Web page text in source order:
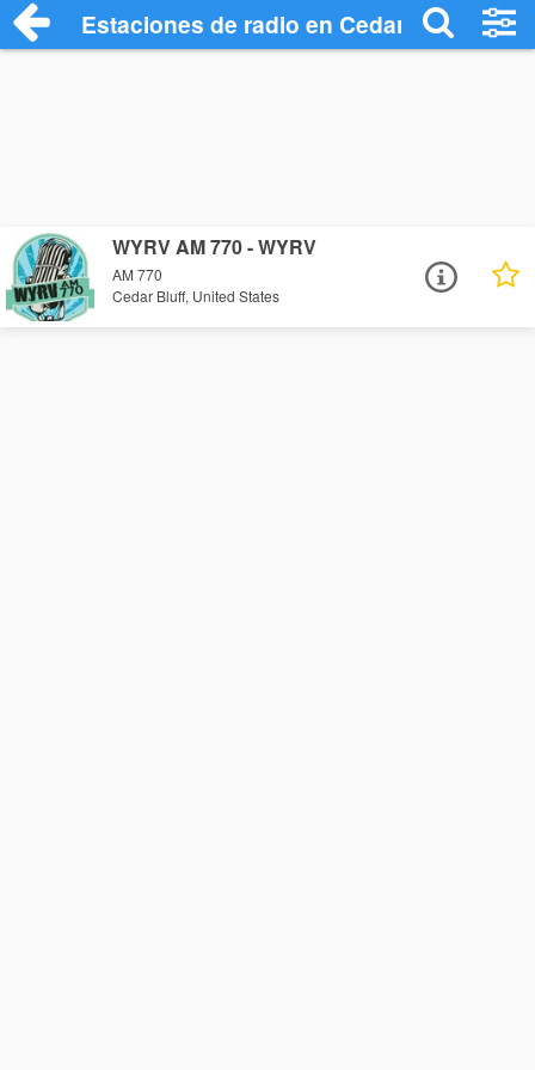
Estaciones de radio en Cedar Bluff -
WYRV AM 770 - WYRV
AM 770
Cedar Bluff, United States